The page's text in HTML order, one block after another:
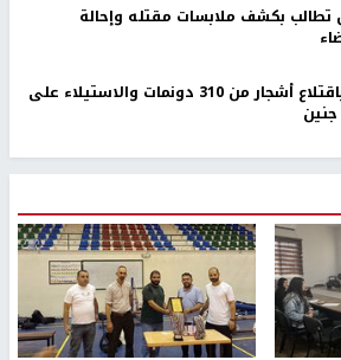
تطالب بكشف ملابسات مقتله وإحالة
الاحتلال يخطر باقتلاع أشجار من 310 دونمات والاستيلاء على